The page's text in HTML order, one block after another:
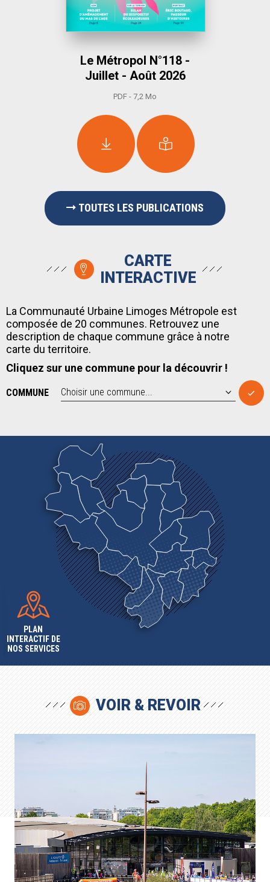
Le Métropol N°118 -
Juillet - Août 2026
PDF - 7,2 Mo
TOUTES LES PUBLICATIONS
CARTE
INTERACTIVE
La Communauté Urbaine Limoges Métropole est
composée de 20 communes. Retrouvez une
description de chaque commune grâce à notre
carte du territoire.
Cliquez sur une commune pour la découvrir !
COMMUNE
PLAN
INTERACTIF DE
NOS SERVICES
VOIR & REVOIR